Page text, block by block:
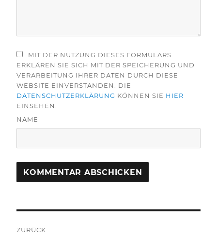
MIT DER NUTZUNG DIESES FORMULARS
ERKLÄREN SIE SICH MIT DER SPEICHERUNG UND
VERARBEITUNG IHRER DATEN DURCH DIESE
WEBSITE EINVERSTANDEN. DIE
DATENSCHUTZERKLÄRUNG KÖNNEN SIE HIER
EINSEHEN.
NAME
ZURÜCK